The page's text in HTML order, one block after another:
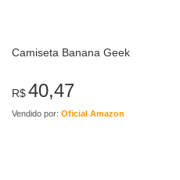
Camiseta Banana Geek
R$40,47
Vendido por: Oficial Amazon